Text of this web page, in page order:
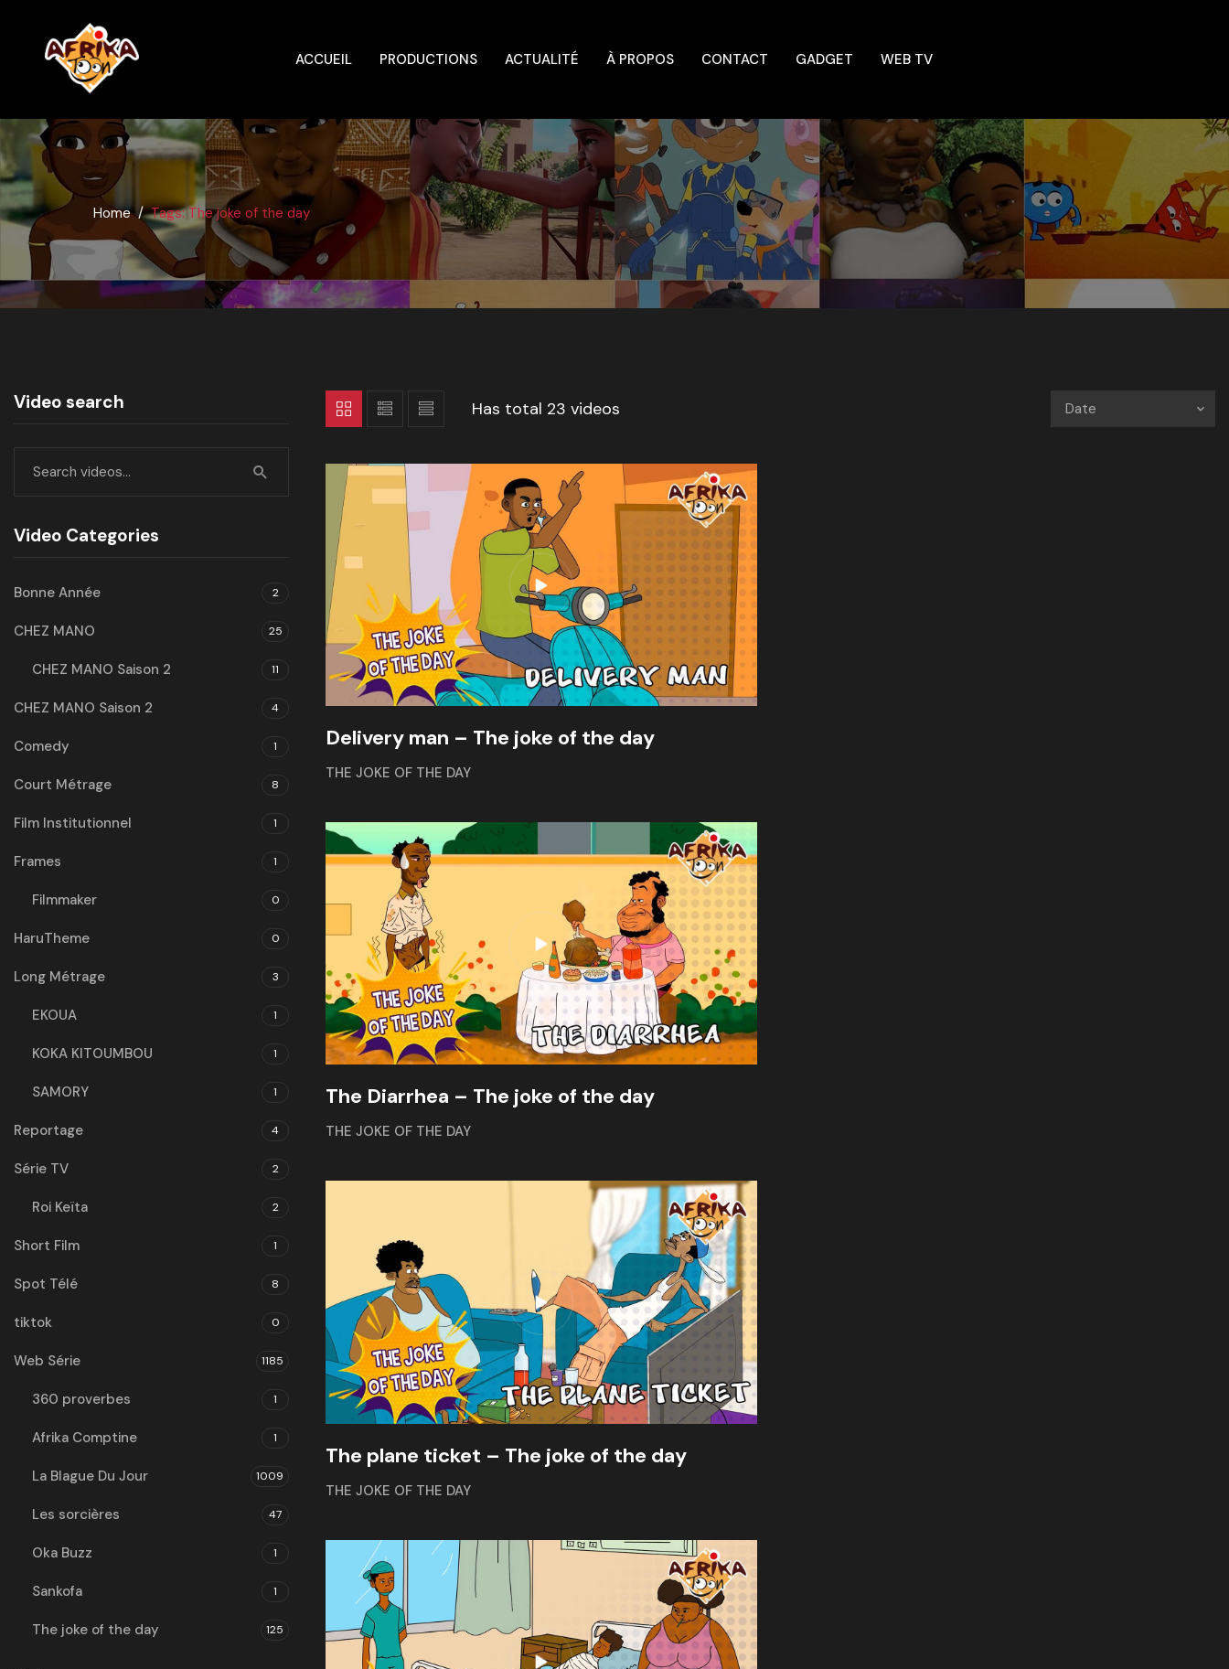
ACCUEIL PRODUCTIONS ACTUALITÉ À PROPOS CONTACT GADGET WEB TV
Home Tags: The joke of the day
Has total 23 videos Date
Delivery man – The joke of the day
THE JOKE OF THE DAY
The Diarrhea – The joke of the day
THE JOKE OF THE DAY
The plane ticket – The joke of the day
THE JOKE OF THE DAY
Video search
Video Categories
Bonne Année 2
CHEZ MANO 25
CHEZ MANO Saison 2 11
CHEZ MANO Saison 2 4
Comedy 1
Court Métrage 8
Film Institutionnel 1
Frames 1
Filmmaker 0
HaruTheme 0
Long Métrage 3
EKOUA 1
KOKA KITOUMBOU 1
SAMORY 1
Reportage 4
Série TV 2
Roi Keïta 2
Short Film 1
Spot Télé 8
tiktok 0
Web Série 1185
360 proverbes 1
Afrika Comptine 1
La Blague Du Jour 1009
Les sorcières 47
Oka Buzz 1
Sankofa 1
The joke of the day 125